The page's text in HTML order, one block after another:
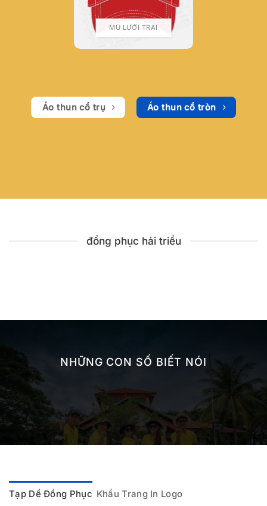
MŨ LƯỠI TRAI
Áo thun cổ trụ Áo thun cổ tròn
đồng phục hải triều
NHỮNG CON SỐ BIẾT NÓI
Tạp Dề Đồng Phục Khẩu Trang In Logo